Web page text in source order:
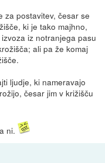
za postavitev, česar se
ki je tako majhno,
iz notranjega pasu
ali pa že komaj
ljudje, ki nameravajo
česar jim v križišču
ni.